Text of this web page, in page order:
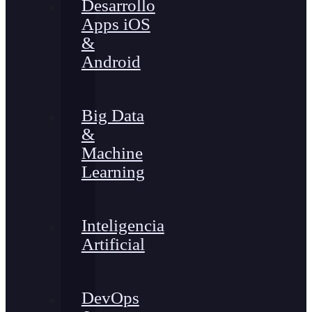
Desarrollo
Apps iOS
&
Android
Big Data
&
Machine
Learning
Inteligencia
Artificial
DevOps